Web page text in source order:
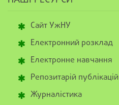
Сайт УжНУ
Електронний розклад
Електронне навчання
Репозитарій публікацій
Журналістика